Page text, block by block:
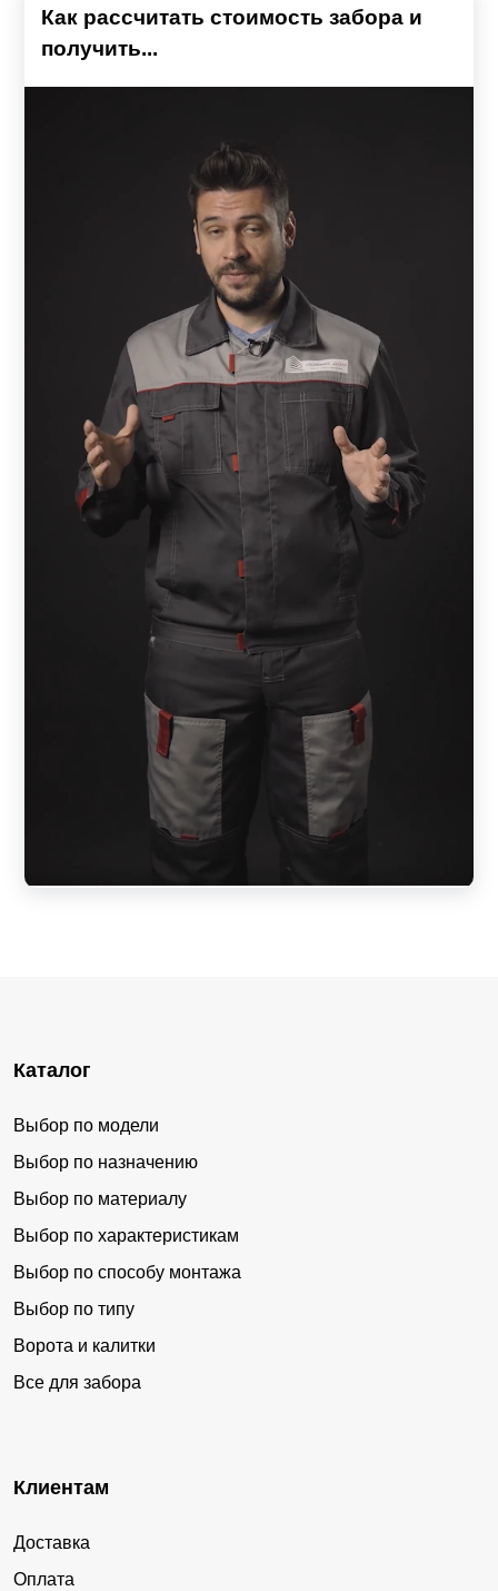
Как рассчитать стоимость забора и
получить...
Каталог
Выбор по модели
Выбор по назначению
Выбор по материалу
Выбор по характеристикам
Выбор по способу монтажа
Выбор по типу
Ворота и калитки
Все для забора
Клиентам
Доставка
Оплата